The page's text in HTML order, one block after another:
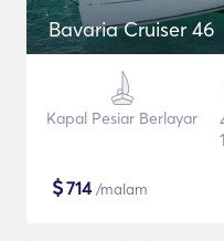
Bavaria Cruiser 46
Kapal Pesiar Berlayar
$714/malam